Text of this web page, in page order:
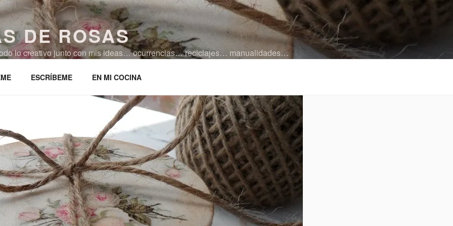
DE ROSAS
lo creativo junto con mis ideas… ocurrencias… reciclajes… manualidades…
ESCRÍBEME EN MI COCINA